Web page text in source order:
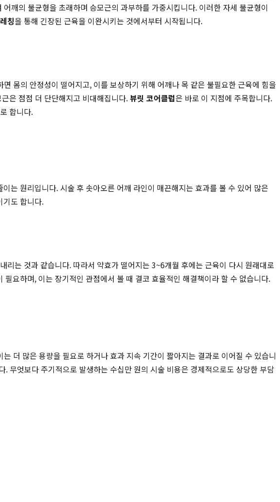
깨의 불균형을 초래하며 승모근의 과부하를 가중시킵니다. 이러한 자세 불균형이
칭을 통해 긴장된 근육을 이완시키는 것에서부터 시작됩니다.
몸의 안정성이 떨어지고, 이를 보상하기 위해 어깨나 목 같은 불필요한 근육에 힘을
은 점점 더 단단해지고 비대해집니다.뷰릿 코어클럽은 바로 이 지점에 주목합니다.
합니다.
는 원리입니다. 시술 후 솟아오른 어깨 라인이 매끈해지는 효과를 볼 수 있어 많은
기도 합니다.
는 것과 같습니다. 따라서 약효가 떨어지는 3~6개월 후에는 근육이 다시 원래대로
요하며, 이는 장기적인 관점에서 볼 때 결코 효율적인 해결책이라 할 수 없습니다.
더 많은 용량을 필요로 하거나 효과 지속 기간이 짧아지는 결과로 이어질 수 있습니
무엇보다 주기적으로 발생하는 수십만 원의 시술 비용은 경제적으로도 상당한 부담